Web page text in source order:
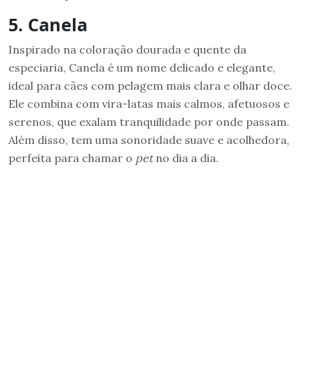
5. Canela
Inspirado na coloração dourada e quente da
especiaria, Canela é um nome delicado e elegante,
ideal para cães com pelagem mais clara e olhar doce.
Ele combina com vira-latas mais calmos, afetuosos e
serenos, que exalam tranquilidade por onde passam.
Além disso, tem uma sonoridade suave e acolhedora,
perfeita para chamar o petno dia a dia.